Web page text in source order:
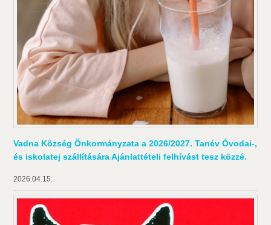
Vadna Község Önkormányzata a 2026/2027. Tanév Óvodai-,
és iskolatej szállítására Ajánlattételi felhívást tesz közzé.
2026.04.15.